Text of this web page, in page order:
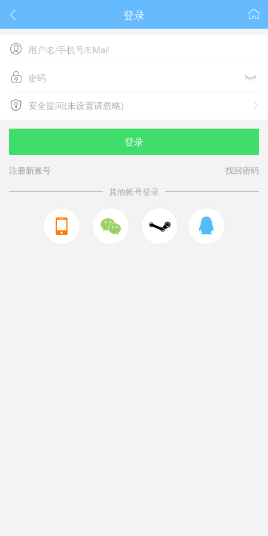
 
登录

 
 
安全提问(未设置请忽略)
安全提问(未设置请忽略)
登录
注册新账号
找回密码
其他帐号登录
  